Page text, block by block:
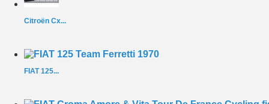
Citroën Cx...
FIAT 125...